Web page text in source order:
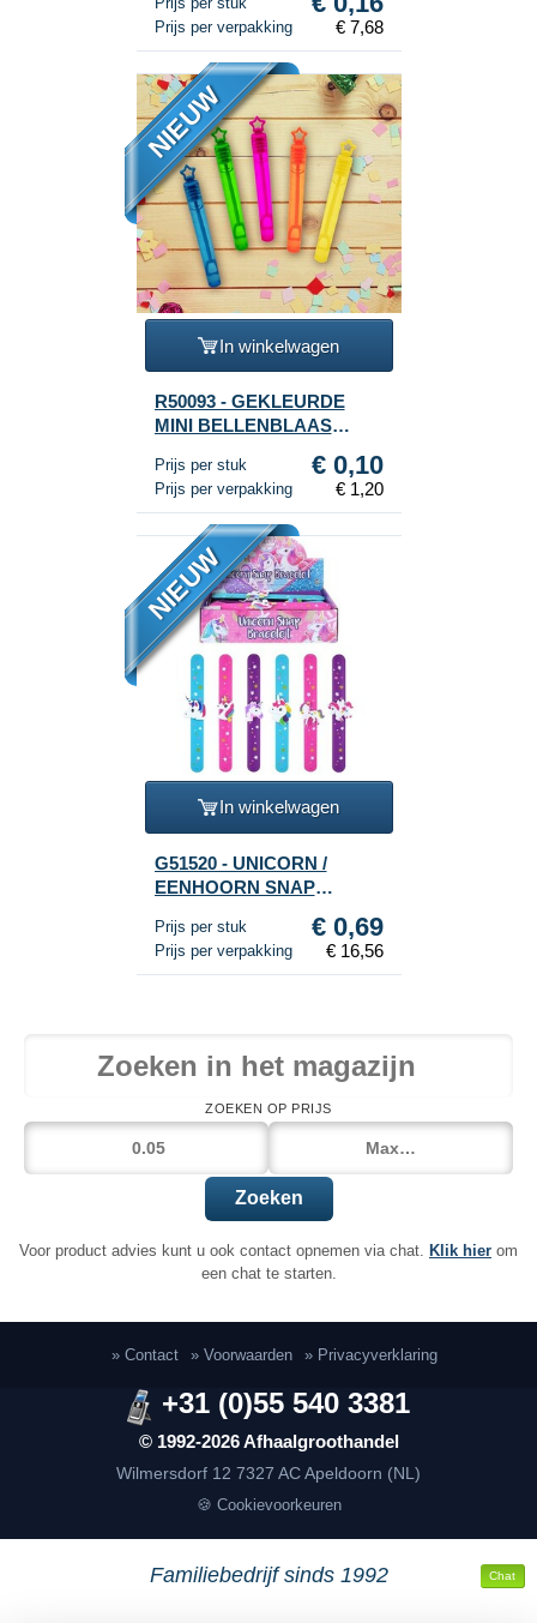
Chat
Prijs per verpakking € 7,68
NIEUW
In winkelwagen
R50093 - GEKLEURDE
MINI BELLENBLAAS
12st.)
Prijs per stuk € 0,10
Prijs per verpakking € 1,20
NIEUW
In winkelwagen
G51520 - UNICORN /
EENHOORN SNAP
ARMBANDEN (24 St.)
Prijs per stuk € 0,69
Prijs per verpakking € 16,56
ZOEKEN OP PRIJS
Zoeken
Voor product advies kunt u ook contact opnemen via chat. Klik hier om
een chat te starten.
» Contact » Voorwaarden » Privacyverklaring
© 1992-2026 Afhaalgroothandel
Wilmersdorf 12 7327 AC Apeldoorn (NL)
+31 (0)55 540 3381
🍪 Cookievoorkeuren
Familiebedrijf sinds 1992